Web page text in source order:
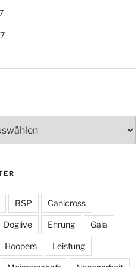
BSP Canicross
Doglive Ehrung Gala
Hoopers Leistung